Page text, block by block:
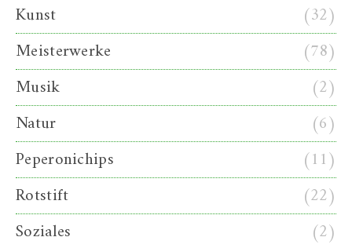
Kunst
(32)
Meisterwerke
(78)
Musik
(2)
Natur
(6)
Peperonichips
(11)
Rotstift
(22)
Soziales
(2)